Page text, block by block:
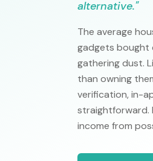
alternative."
The average
gadgets bought
gathering dust.
than owning
verification, in-
straightforward.
income from